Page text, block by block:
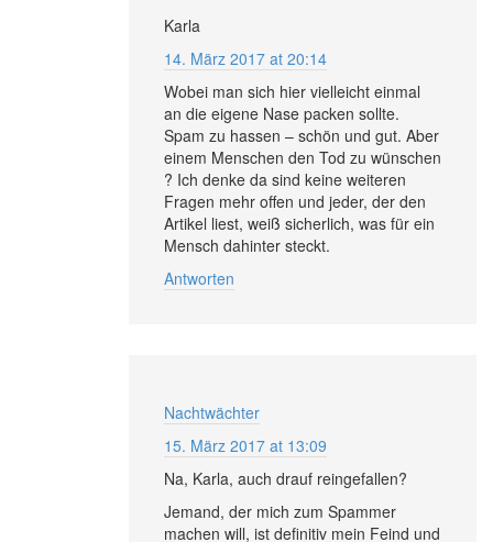
Karla
14. März 2017 at 20:14
Wobei man sich hier vielleicht einmal
an die eigene Nase packen sollte.
Spam zu hassen – schön und gut. Aber
einem Menschen den Tod zu wünschen
? Ich denke da sind keine weiteren
Fragen mehr offen und jeder, der den
Artikel liest, weiß sicherlich, was für ein
Mensch dahinter steckt.
Antworten
Nachtwächter
15. März 2017 at 13:09
Na, Karla, auch drauf reingefallen?
Jemand, der mich zum Spammer
machen will, ist definitiv mein Feind und